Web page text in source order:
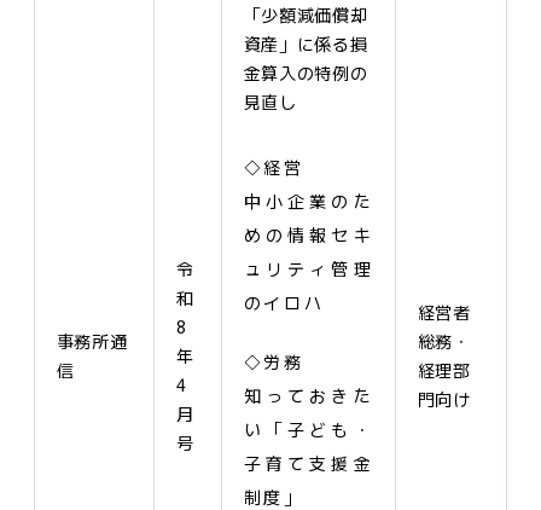
事務所通
信
令
和
8
年
4
月
号
「少額減価償却
資産」に係る損
金算入の特例の
見直し
◇経営
中小企業のた
めの情報セキ
ュリティ管理
のイロハ
◇労務
知っておきた
い「子ども・
子育て支援金
制度」
経営者
総務・
経理部
門向け